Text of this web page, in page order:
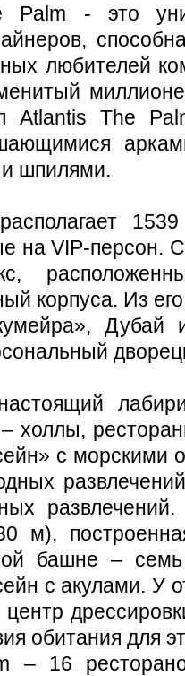
Palm - это
любителей
The
шпилями.
на VIP-персон.
корпуса. Из
Дубай
холлы,
с морскими
м),
башне –
с акулами. У
обитания для
– 16